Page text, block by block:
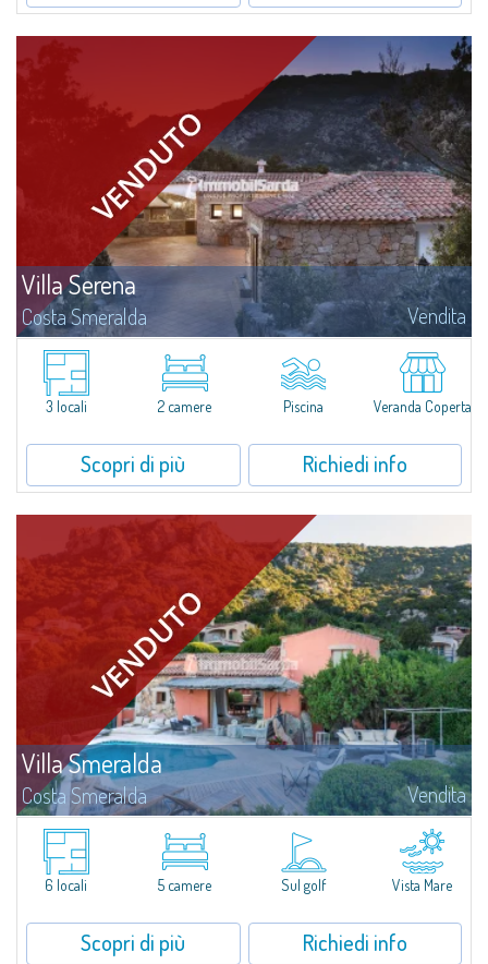
Villa Serena
Costa Smeralda Vendita
​In località Alto Pevero, nel cuore pulsante della Costa Smeralda a due passi
dal Pevero Golf e dalle spiagge più affascinanti di questo tratto di costa,
Villa Serena è una magnifica villa unifamiliare in vendita...
3 locali
2 camere Piscina Veranda Coperta
Scopri di più Richiedi info
Villa Smeralda
Costa Smeralda Vendita
Villa Smeralda, a firma del celebre Architetto Jean Claude Lesuisse, si
affaccia in posizione dominante sulla baia del Pevero, con una vista
panoramica sul mare e sulle colline di Pantogia. La proprietà fa parte di
un...6 locali 5 camere Sul golf Vista Mare
Scopri di più Richiedi info